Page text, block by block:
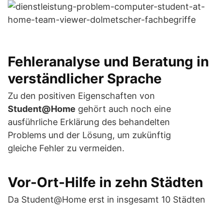
Fehleranalyse und Beratung in
verständlicher Sprache
Zu den positiven Eigenschaften von
Student@Home gehört auch noch eine
ausführliche Erklärung des behandelten
Problems und der Lösung, um zukünftig
gleiche Fehler zu vermeiden.
Vor-Ort-Hilfe in zehn Städten
Da Student@Home erst in insgesamt 10 Städten